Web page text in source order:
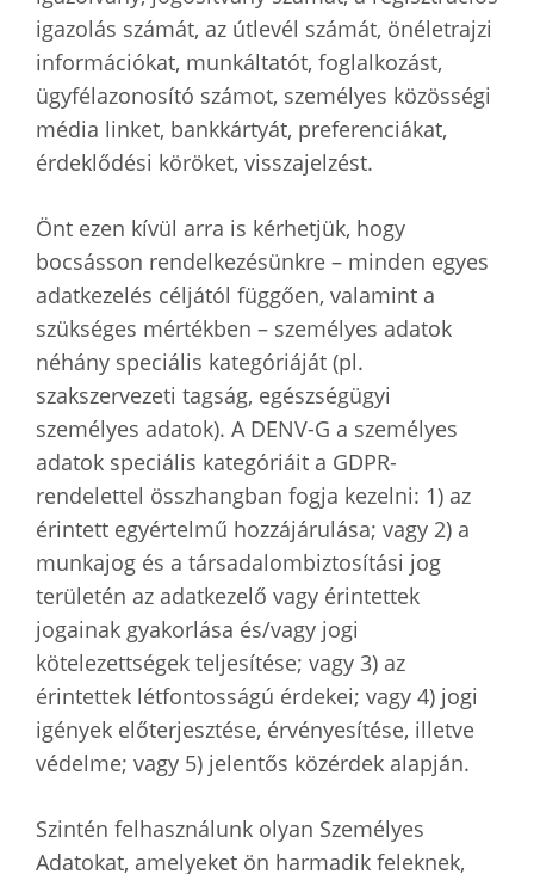
igazolás számát, az útlevél számát, önéletrajzi
információkat, munkáltatót, foglalkozást,
ügyfélazonosító számot, személyes közösségi
média linket, bankkártyát, preferenciákat,
érdeklődési köröket, visszajelzést.
Önt ezen kívül arra is kérhetjük, hogy
bocsásson rendelkezésünkre – minden egyes
adatkezelés céljától függően, valamint a
szükséges mértékben – személyes adatok
néhány speciális kategóriáját (pl.
szakszervezeti tagság, egészségügyi
személyes adatok). A DENV-G a személyes
adatok speciális kategóriáit a GDPR-
rendelettel összhangban fogja kezelni: 1) az
érintett egyértelmű hozzájárulása; vagy 2) a
munkajog és a társadalombiztosítási jog
területén az adatkezelő vagy érintettek
jogainak gyakorlása és/vagy jogi
kötelezettségek teljesítése; vagy 3) az
érintettek létfontosságú érdekei; vagy 4) jogi
igények előterjesztése, érvényesítése, illetve
védelme; vagy 5) jelentős közérdek alapján.
Szintén felhasználunk olyan Személyes
Adatokat, amelyeket ön harmadik feleknek,